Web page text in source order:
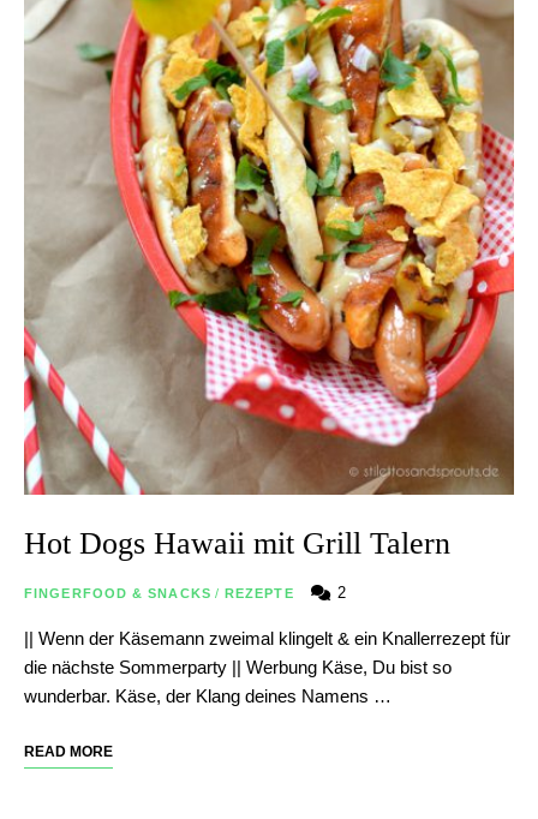
Hot Dogs Hawaii mit Grill Talern
FINGERFOOD & SNACKS / REZEPTE 2
|| Wenn der Käsemann zweimal klingelt & ein Knallerrezept für
die nächste Sommerparty || Werbung Käse, Du bist so
wunderbar. Käse, der Klang deines Namens …
READ MORE